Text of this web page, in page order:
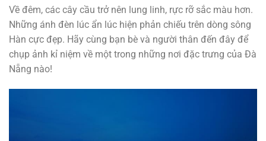
Về đêm, các cây cầu trở nên lung linh, rực rỡ sắc màu hơn.
Những ánh đèn lúc ẩn lúc hiện phản chiếu trên dòng sông
Hàn cực đẹp. Hãy cùng bạn bè và người thân đến đây để
chụp ảnh kỉ niệm về một trong những nơi đặc trưng của Đà
Nẵng nào!